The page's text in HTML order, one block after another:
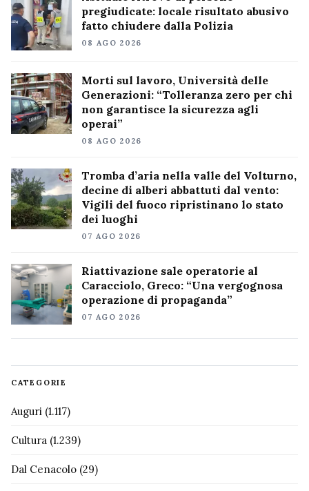
pregiudicate: locale risultato abusivo
fatto chiudere dalla Polizia
08 AGO 2026
Morti sul lavoro, Università delle
Generazioni: “Tolleranza zero per chi
non garantisce la sicurezza agli
operai”
08 AGO 2026
Tromba d’aria nella valle del Volturno,
decine di alberi abbattuti dal vento:
Vigili del fuoco ripristinano lo stato
dei luoghi
07 AGO 2026
Riattivazione sale operatorie al
Caracciolo, Greco: “Una vergognosa
operazione di propaganda”
07 AGO 2026
CATEGORIE
Auguri (1.117)
Cultura (1.239)
Dal Cenacolo (29)